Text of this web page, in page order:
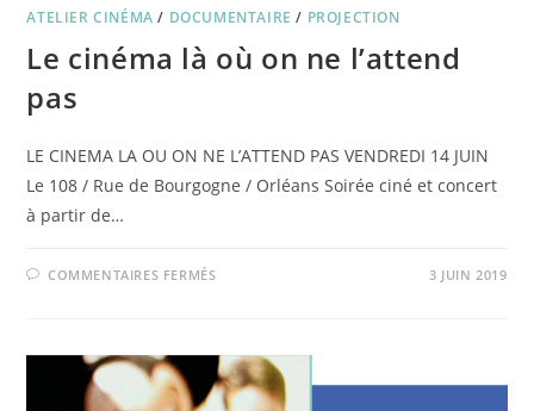
ATELIER CINÉMA / DOCUMENTAIRE / PROJECTION
Le cinéma là où on ne l’attend
pas
LE CINEMA LA OU ON NE L’ATTEND PAS VENDREDI 14 JUIN
Le 108 / Rue de Bourgogne / Orléans Soirée ciné et concert
à partir de…
COMMENTAIRES FERMÉSSUR
ON
NE
L’ATTEND
PAS
3 JUIN 2019